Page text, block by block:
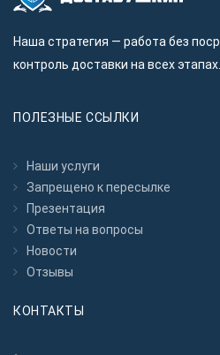
Наша стратегия — работа без
контроль доставки на всех этапах.
ПОЛЕЗНЫЕ ССЫЛКИ
Наши услуги
Запрещено к пересылкe
Презентация
Ответы на вопросы
Новости
Отзывы
КОНТАКТЫ